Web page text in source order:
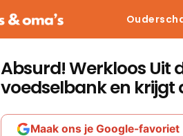
Absurd! Werkloos Uit
voedselbank en
Maak ons je Google-favoriet